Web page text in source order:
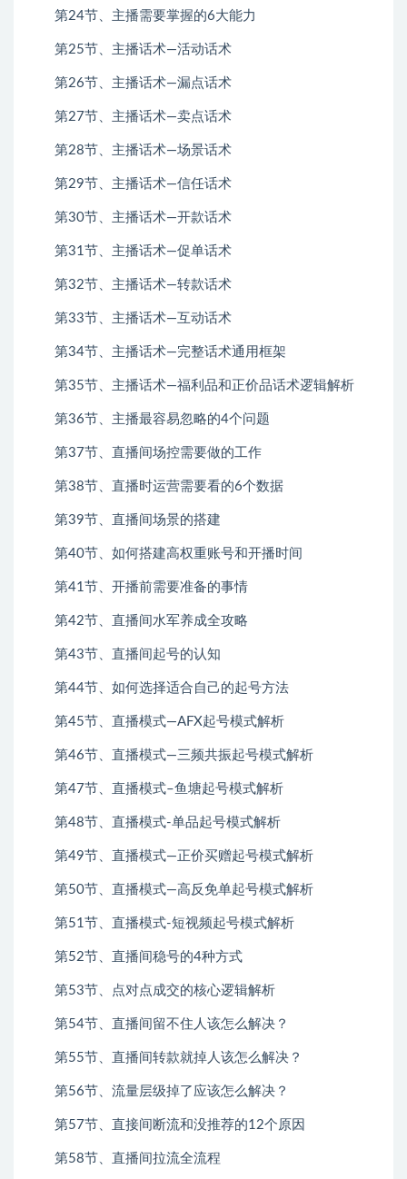
第24节、主播需要掌握的6大能力
第25节、主播话术—活动话术
第26节、主播话术—漏点话术
第27节、主播话术—卖点话术
第28节、主播话术—场景话术
第29节、主播话术—信任话术
第30节、主播话术—开款话术
第31节、主播话术—促单话术
第32节、主播话术—转款话术
第33节、主播话术—互动话术
第34节、主播话术—完整话术通用框架
第35节、主播话术—福利品和正价品话术逻辑解析
第36节、主播最容易忽略的4个问题
第37节、直播间场控需要做的工作
第38节、直播时运营需要看的6个数据
第39节、直播间场景的搭建
第40节、如何搭建高权重账号和开播时间
第41节、开播前需要准备的事情
第42节、直播间水军养成全攻略
第43节、直播间起号的认知
第44节、如何选择适合自己的起号方法
第45节、直播模式—AFX起号模式解析
第46节、直播模式—三频共振起号模式解析
第47节、直播模式–鱼塘起号模式解析
第48节、直播模式-单品起号模式解析
第49节、直播模式—正价买赠起号模式解析
第50节、直播模式—高反免单起号模式解析
第51节、直播模式-短视频起号模式解析
第52节、直播间稳号的4种方式
第53节、点对点成交的核心逻辑解析
第54节、直播间留不住人该怎么解决？
第55节、直播间转款就掉人该怎么解决？
第56节、流量层级掉了应该怎么解决？
第57节、直接间断流和没推荐的12个原因
第58节、直播间拉流全流程